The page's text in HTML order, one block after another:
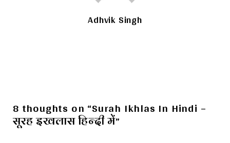
Adhvik Singh
8 thoughts on “Surah Ikhlas In Hindi –
सूरह इखलास हिन्दी में”